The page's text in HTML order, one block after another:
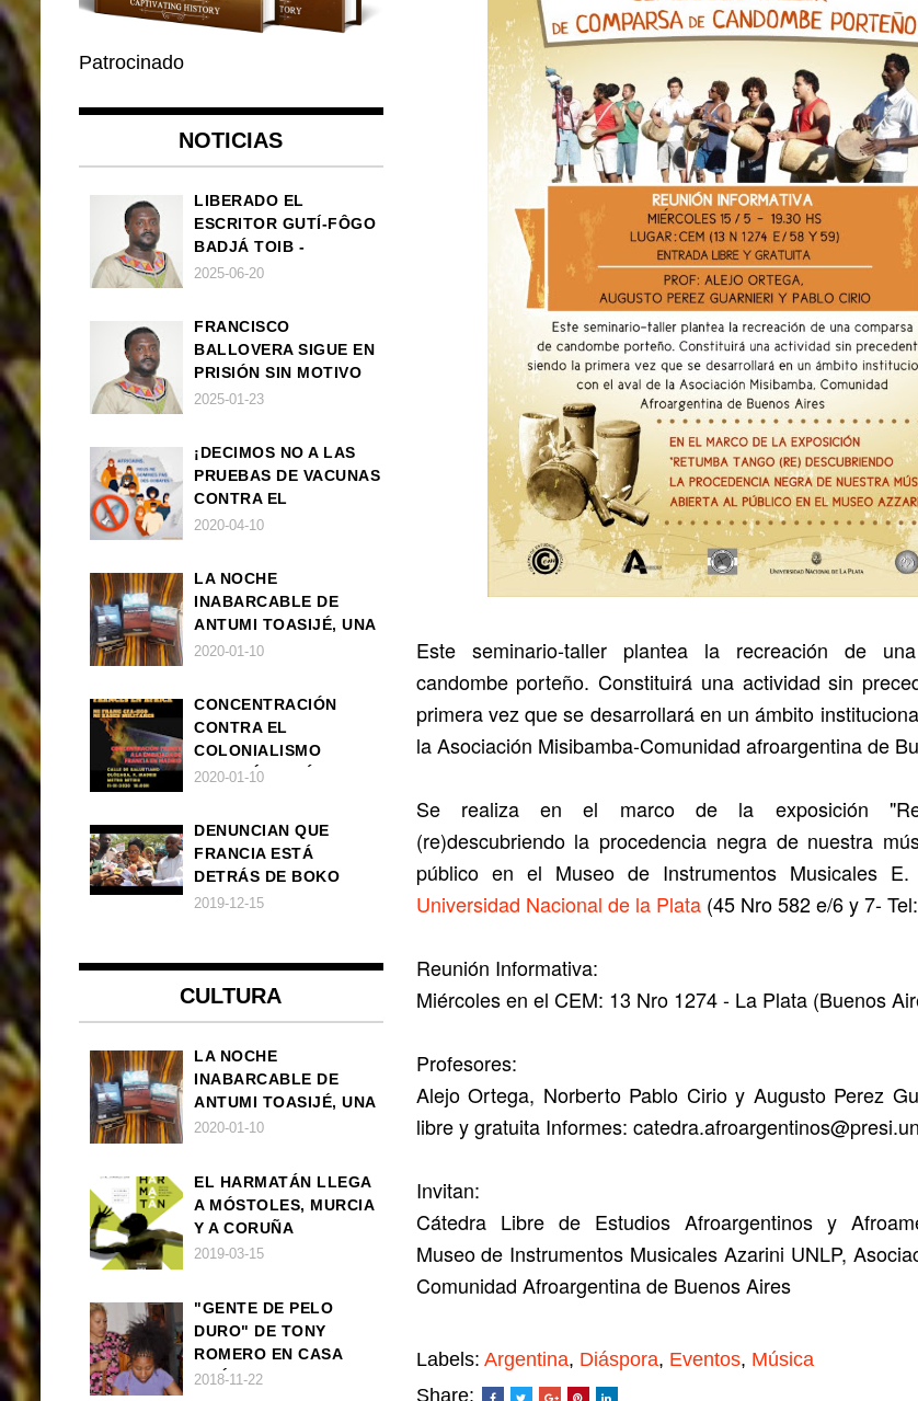
Este seminario-taller plantea la recreación de
candombe porteño. Constituirá una actividad sin
primera vez que se desarrollará en un ámbito
la Asociación Misibamba-Comunidad afroargentina de
Se realiza en el marco de la exposición
(re)descubriendo la procedencia negra de nuestra
público en el Museo de Instrumentos Musicales
Universidad Nacional de la Plata(45 Nro 582 e/6 y 7-
Reunión Informativa:
Miércoles en el CEM: 13 Nro 1274 - La Plata (Buenos
Profesores:
Alejo Ortega, Norberto Pablo Cirio y Augusto Perez
libre y gratuita Informes:
Invitan:
Cátedra Libre de Estudios Afroargentinos y
Museo de Instrumentos Musicales Azarini UNLP,
Comunidad Afroargentina de Buenos Aires
Labels: Argentina, Diáspora, Eventos, Música
Share:
Patrocinado
NOTICIAS
LIBERADO EL
ESCRITOR GUTÍ-FÔGO
BADJÁ TOIB -
FRANCISCO
2025-06-20
FRANCISCO
BALLOVERA SIGUE EN
PRISIÓN SIN MOTIVO
ALGUNO
2025-01-23
¡DECIMOS NO A LAS
PRUEBAS DE VACUNAS
CONTRA EL
CORONAVIRUS EN
2020-04-10
LA NOCHE
INABARCABLE DE
ANTUMI TOASIJÉ, UNA
NOVELA
2020-01-10
CONCENTRACIÓN
CONTRA EL
COLONIALISMO
FRANCÉS EN ÁFRICA
2020-01-10
DENUNCIAN QUE
FRANCIA ESTÁ
DETRÁS DE BOKO
HARAM
2019-12-15
CULTURA
LA NOCHE
INABARCABLE DE
ANTUMI TOASIJÉ, UNA
NOVELA
2020-01-10
EL HARMATÁN LLEGA
A MÓSTOLES, MURCIA
Y A CORUÑA
2019-03-15
"GENTE DE PELO
DURO" DE TONY
ROMERO EN CASA
AMÉRICA
2018-11-22